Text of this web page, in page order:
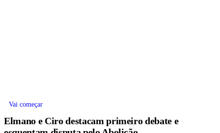
Vai começar
Elmano e Ciro destacam primeiro debate e